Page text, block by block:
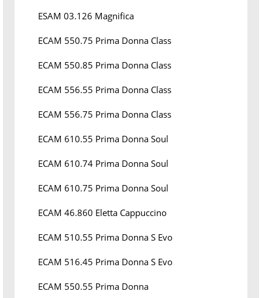
ESAM 03.126 Magnifica
ECAM 550.75 Prima Donna Class
ECAM 550.85 Prima Donna Class
ECAM 556.55 Prima Donna Class
ECAM 556.75 Prima Donna Class
ECAM 610.55 Prima Donna Soul
ECAM 610.74 Prima Donna Soul
ECAM 610.75 Prima Donna Soul
ECAM 46.860 Eletta Cappuccino
ECAM 510.55 Prima Donna S Evo
ECAM 516.45 Prima Donna S Evo
ECAM 550.55 Prima Donna